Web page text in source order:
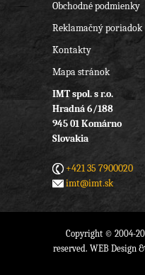
Obchodné podmienky
Reklamačný poriadok
Kontakty
Mapa stránok
IMT spol. s r.o.
Hradná 6/188
945 01 Komárno
Slovakia
+421 35 7900020
imt@imt.sk
Copyright © 2004-
reserved. WEB Design